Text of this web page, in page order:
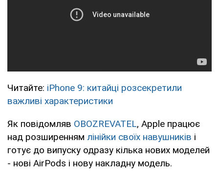
Читайте: iPhone 9: китайці розсекретили
важливі характеристики
Як повідомляв OBOZREVATEL, Apple працює
над розширенням лінійки своїх навушників і
готує до випуску одразу кілька нових моделей
- нові AirPods і нову накладну модель.